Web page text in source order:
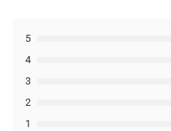
1
2
3
4
5